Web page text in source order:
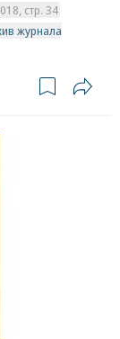
стр. 34
журнала